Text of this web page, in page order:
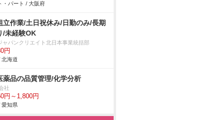
・パート / 大阪府
立作業/土日祝休み/日勤のみ/長期
/未経験OK
ャパンクリエイト北日本事業統括部
円
北海道
薬品の品質管理/化学分析
社
円～1,800円
愛知県